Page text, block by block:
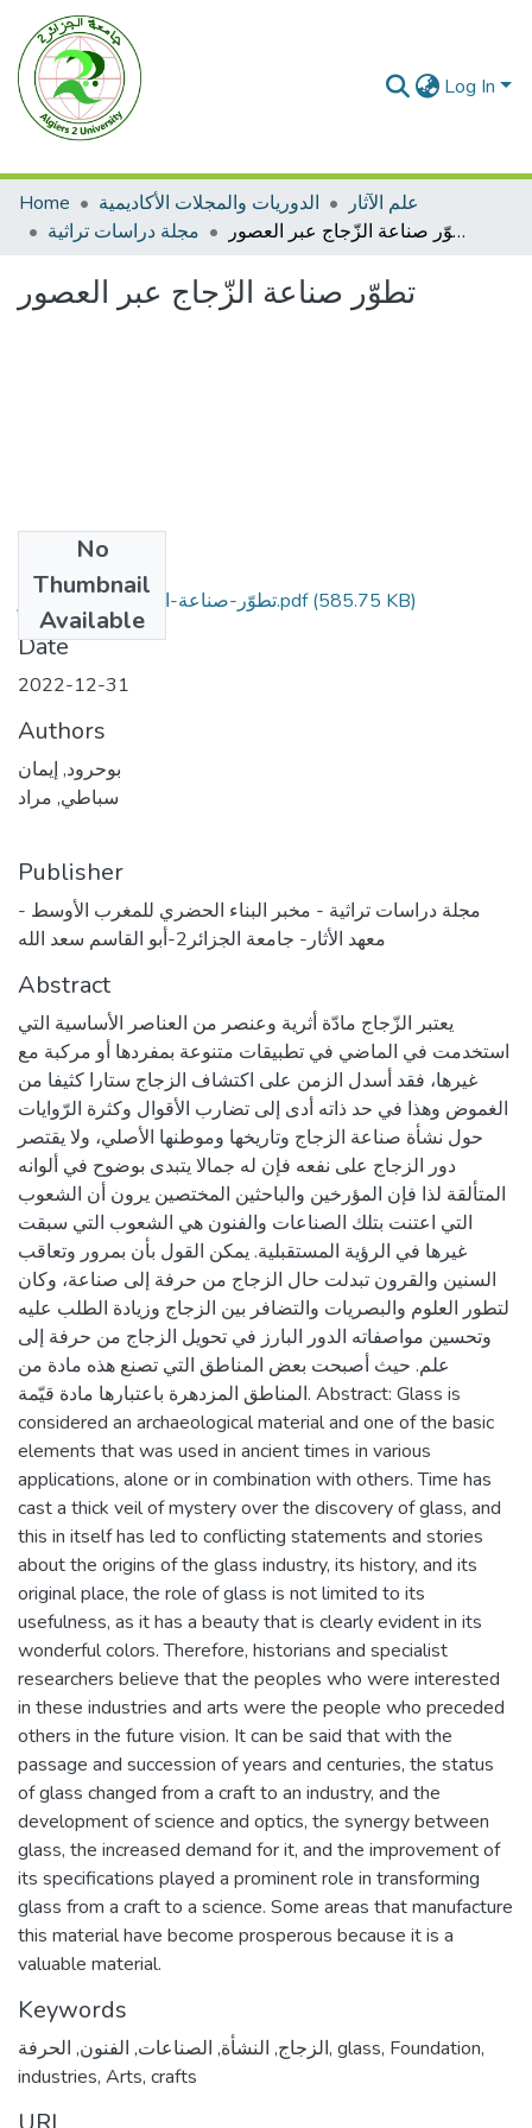
Log In
Home الدوريات والمجلات الأكاديمية
علم الآثار
مجلة دراسات تراثية
تطوّر صناعة الزّجاج عبر العصور
تطوّر صناعة الزّجاج عبر العصور
No
Thumbnail
Available
تطوّر-صناعة-الزّجاج-عبر-العصور.pdf(585.75 KB)
Date
2022-12-31
Authors
بوحرود, إيمان
سباطي, مراد
Publisher
مجلة دراسات تراثية - مخبر البناء الحضري للمغرب الأوسط -
معهد الأثار- جامعة الجزائر2-أبو القاسم سعد الله
Abstract
يعتبر الزّجاج مادّة أثرية وعنصر من العناصر الأساسية التي
استخدمت في الماضي في تطبيقات متنوعة بمفردها أو مركبة مع
غيرها، فقد أسدل الزمن على اكتشاف الزجاج ستارا كثيفا من
الغموض وهذا في حد ذاته أدى إلى تضارب الأقوال وكثرة الرّوايات
حول نشأة صناعة الزجاج وتاريخها وموطنها الأصلي، ولا يقتصر
دور الزجاج على نفعه فإن له جمالا يتبدى بوضوح في ألوانه
المتألقة لذا فإن المؤرخين والباحثين المختصين يرون أن الشعوب
التي اعتنت بتلك الصناعات والفنون هي الشعوب التي سبقت
غيرها في الرؤية المستقبلية. يمكن القول بأن بمرور وتعاقب
السنين والقرون تبدلت حال الزجاج من حرفة إلى صناعة، وكان
لتطور العلوم والبصريات والتضافر بين الزجاج وزيادة الطلب عليه
وتحسين مواصفاته الدور البارز في تحويل الزجاج من حرفة إلى
علم. حيث أصبحت بعض المناطق التي تصنع هذه مادة من
المناطق المزدهرة باعتبارها مادة قيّمة. Abstract: Glass is
considered an archaeological material and one of the basic
elements that was used in ancient times in various
applications, alone or in combination with others. Time has
cast a thick veil of mystery over the discovery of glass, and
this in itself has led to conflicting statements and stories
about the origins of the glass industry, its history, and its
original place, the role of glass is not limited to its
usefulness, as it has a beauty that is clearly evident in its
wonderful colors. Therefore, historians and specialist
researchers believe that the peoples who were interested
in these industries and arts were the people who preceded
others in the future vision. It can be said that with the
passage and succession of years and centuries, the status
of glass changed from a craft to an industry, and the
development of science and optics, the synergy between
glass, the increased demand for it, and the improvement of
its specifications played a prominent role in transforming
glass from a craft to a science. Some areas that manufacture
this material have become prosperous because it is a
valuable material.
Keywords
الزجاج, النشأة, الصناعات, الفنون, الحرفة , glass, Foundation,
industries, Arts, crafts